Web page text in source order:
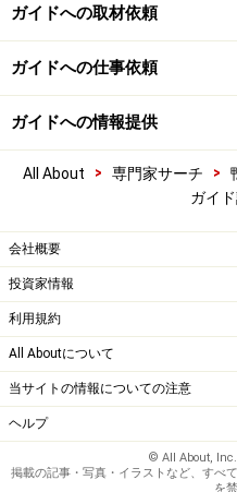
ガイドへの取材依頼
ガイドへの仕事依頼
ガイドへの情報提供
All About > 専門家サーチ >
ガイ
会社概要
投資家情報
利用規約
All Aboutについて
当サイトの情報についての注意
ヘルプ
© All About,
掲載の記事・写真・イラストなど、すべ
を